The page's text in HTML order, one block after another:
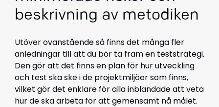
beskrivning av metodiken
Utöver ovanstående så finns det många fler
anledningar till att du bör ta fram en teststrategi.
Den gör att det finns en plan för hur utveckling
och test ska ske i de projektmiljöer som finns,
vilket gör det enklare för alla inblandade att veta
hur de ska arbeta för att gemensamt nå målet.